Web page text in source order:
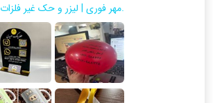
.مهر فوری | لیزر و حک غیر فلزات